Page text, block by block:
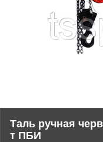
Таль ручная
т ПБИ